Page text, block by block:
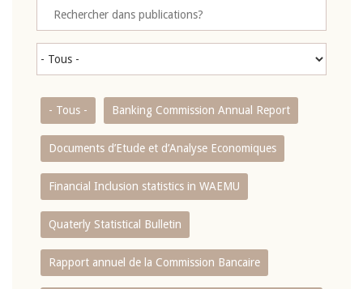
- Tous - Banking Commission Annual Report
Documents d’Etude et d’Analyse Economiques
Financial Inclusion statistics in WAEMU
Quaterly Statistical Bulletin
Rapport annuel de la Commission Bancaire